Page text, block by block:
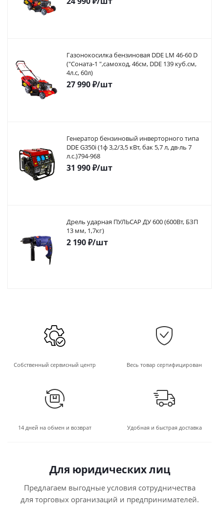
Газонокосилка бензиновая DDE LM 46-60 D
("Соната-1 ",самоход, 46cм, DDE 139 куб.см,
4л.с, 60л)
27 990₽/шт
Генератор бензиновый инверторного типа
DDE G350i (1ф 3,2/3,5 кВт, бак 5,7 л, дв-ль 7
л.с.)794-968
31 990₽/шт
Дрель ударная ПУЛЬСАР ДУ 600 (600Вт, БЗП
13 мм, 1,7кг)
2 190₽/шт
Собственный сервисный центр Весь товар сертифицирован
14 дней на обмен и возврат Удобная и быстрая доставка
Для юридических лиц
Предлагаем выгодные условия сотрудничества
для торговых организаций и предпринимателей.